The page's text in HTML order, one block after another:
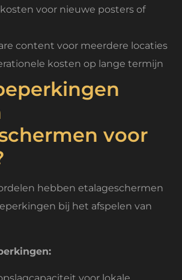
voor nieuwe posters of
content voor meerdere locaties
kosten op lange termijn
voor
hebben etalageschermen
bij het afspelen van